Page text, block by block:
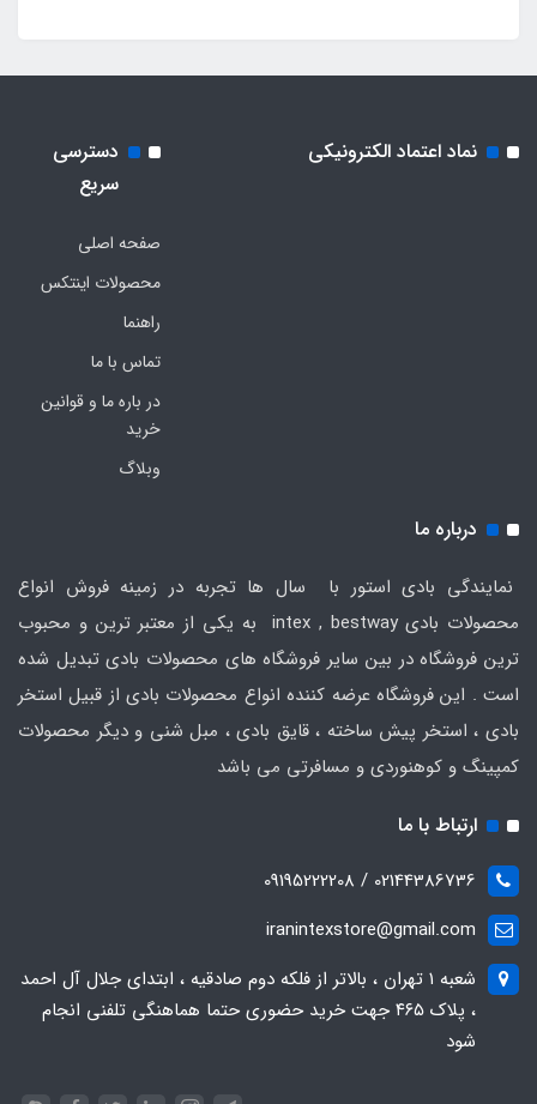
نماد اعتماد الکترونیکی
دسترسی
سریع
صفحه اصلی
محصولات اینتکس
راهنما
تماس با ما
در باره ما و قوانین
خرید
وبلاگ
درباره ما
نمایندگی بادی استور با سال ها تجربه در زمینه فروش انواع
محصولات بادی intex , bestway به یکی از معتبر ترین و محبوب
ترین فروشگاه در بین سایر فروشگاه های محصولات بادی تبدیل شده
است . این فروشگاه عرضه کننده انواع محصولات بادی از قبیل استخر
بادی ، استخر پیش ساخته ، قایق بادی ، مبل شنی و دیگر محصولات
کمپینگ و کوهنوردی و مسافرتی می باشد
ارتباط با ما
02144386736 / 09195222208
iranintexstore@gmail.com
شعبه ۱ تهران ، بالاتر از فلکه دوم صادقیه ، ابتدای جلال آل احمد
، پلاک ۴۶۵ جهت خرید حضوری حتما هماهنگی تلفنی انجام
شود